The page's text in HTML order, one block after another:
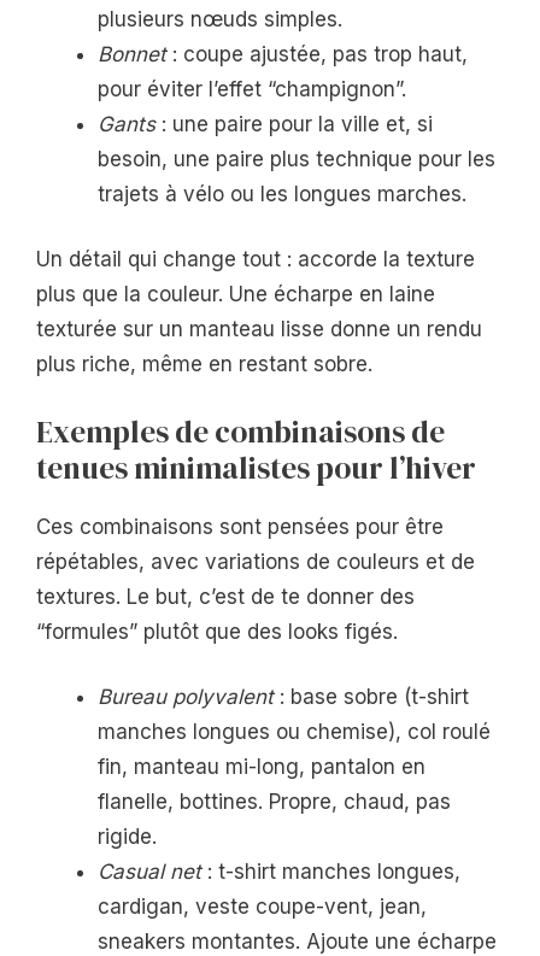
plusieurs nœuds simples.
Bonnet: coupe ajustée, pas trop haut,
pour éviter l’effet “champignon”.
Gants: une paire pour la ville et, si
besoin, une paire plus technique pour les
trajets à vélo ou les longues marches.
Un détail qui change tout : accorde la texture
plus que la couleur. Une écharpe en laine
texturée sur un manteau lisse donne un rendu
plus riche, même en restant sobre.
Exemples de combinaisons de
tenues minimalistes pour l’hiver
Ces combinaisons sont pensées pour être
répétables, avec variations de couleurs et de
textures. Le but, c’est de te donner des
“formules” plutôt que des looks figés.
Bureau polyvalent: base sobre (t-shirt
manches longues ou chemise), col roulé
fin, manteau mi-long, pantalon en
flanelle, bottines. Propre, chaud, pas
rigide.
Casual net: t-shirt manches longues,
cardigan, veste coupe-vent, jean,
sneakers montantes. Ajoute une écharpe